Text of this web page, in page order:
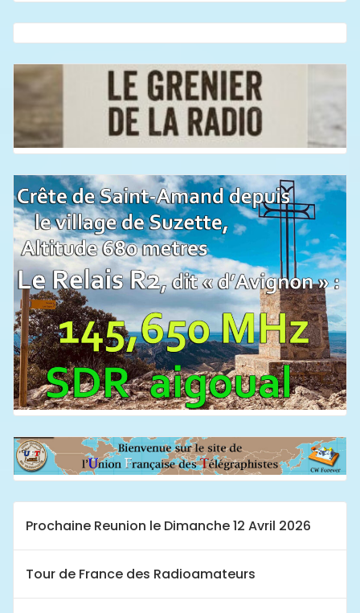
Prochaine Reunion le Dimanche 12 Avril 2026
Tour de France des Radioamateurs